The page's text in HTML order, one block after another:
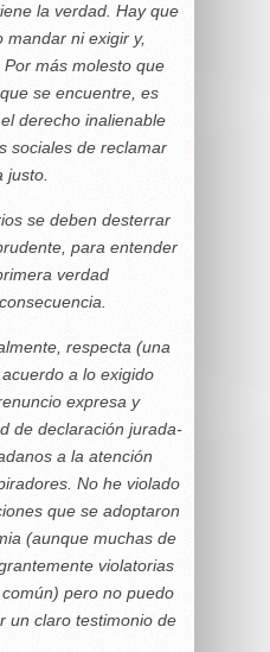
la verdad. Hay que
mandar ni exigir y,
más molesto que
se encuentre, es
derecho inalienable
sociales de reclamar
justo.
se deben desterrar
para entender
verdad
respecta (una
a lo exigido
expresa y
de declaración jurada-
a la atención
No he violado
que se adoptaron
(aunque muchas de
violatorias
pero no puedo
un claro testimonio de